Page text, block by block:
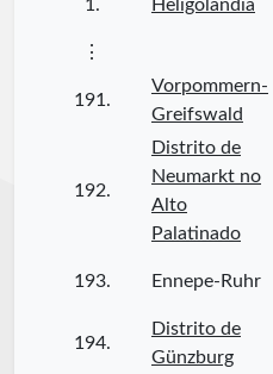
1. Heligolândia
⋮
191.
Vorpommern-
Greifswald
192.
Distrito de
Neumarkt no
Alto
Palatinado
193. Ennepe-Ruhr
194.
Distrito de
Günzburg